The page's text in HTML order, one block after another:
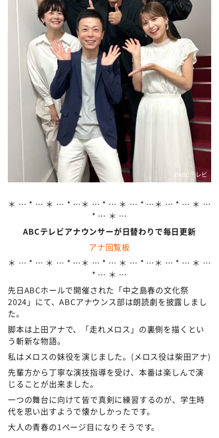
DAIGOも台所 ～きょうの献立 何にする？～
本日はダイアンなり！シーズン２
朝だ！生です旅サラダ
教えて！ニュースライブ 正義のミカタ
ＬＩＦＥ～夢のカタチ～
新婚さんいらっしゃい！
ポツンと一軒家
ザキ山小屋本館
ぺこぱのまるスポ
アナ回覧板
©️ABCテレビ
＊ … * … ＊ … * …＊ … * … ＊ … * …＊ … * … ＊ …
* … ＊ …
ABCテレビアナウンサーが日替わりで毎日更新
アナ回覧板
＊ … * … ＊ … * …＊ … * … ＊ … * …＊ … * … ＊ …
* … ＊ …
先日ABCホールで開催された「中之島春の文化祭
2024」にて、ABCアナウンス部は朗読劇を披露しまし
た。
脚本は上田アナで、「走れメロス」の裏側を描くとい
う斬新な物語。
私はメロスの妹役を演じました。(メロス役は柴田アナ)
先輩方から丁寧な演技指導を受け、本番は楽しんで演
じることが出来ました。
一つの舞台に向けて皆で真剣に練習するのが、学生時
代を思い出すようで懐かしかったです。
大人の青春の1ページ目になりそうです。